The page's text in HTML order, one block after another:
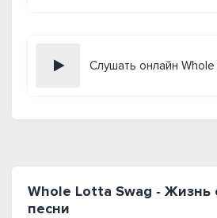
Слушать онлайн
Whole Lotta Swag - Жизнь
песни